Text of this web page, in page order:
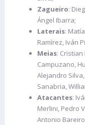
Zagueiro:
Ángel Ibarra;
Laterais:
Ramírez, Iván
Meias:
Campuzano,
Alejandro
Sanabria,
Atacantes:
Merlini, Pedro
Antonio